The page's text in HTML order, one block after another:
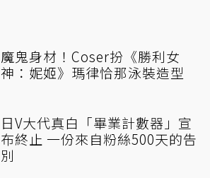
魔鬼身材！Coser扮《勝利女
神：妮姬》瑪律恰那泳裝造型
日V大代真白「畢業計數器」宣
布終止 一份來自粉絲500天的告
別